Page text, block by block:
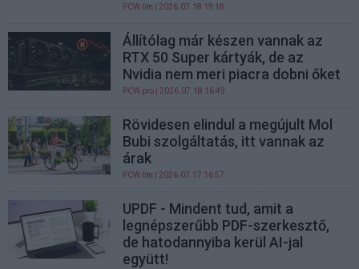
PCW.lite | 2026.07.18 19:18
Állítólag már készen vannak az
RTX 50 Super kártyák, de az
Nvidia nem meri piacra dobni őket
PCW.pro | 2026.07.18 16:49
Rövidesen elindul a megújult Mol
Bubi szolgáltatás, itt vannak az
árak
PCW.lite | 2026.07.17 16:57
UPDF - Mindent tud, amit a
legnépszerűbb PDF-szerkesztő,
de hatodannyiba kerül AI-jal
együtt!